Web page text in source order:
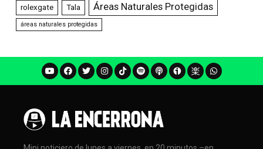
rolexgate Tala Áreas Naturales Protegidas
áreas naturales protegidas